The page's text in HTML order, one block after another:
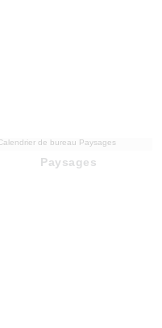
Paysages